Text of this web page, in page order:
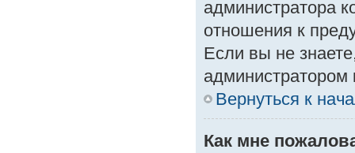
администратора
отношения к
Если вы не
Вернуться к
Как мне